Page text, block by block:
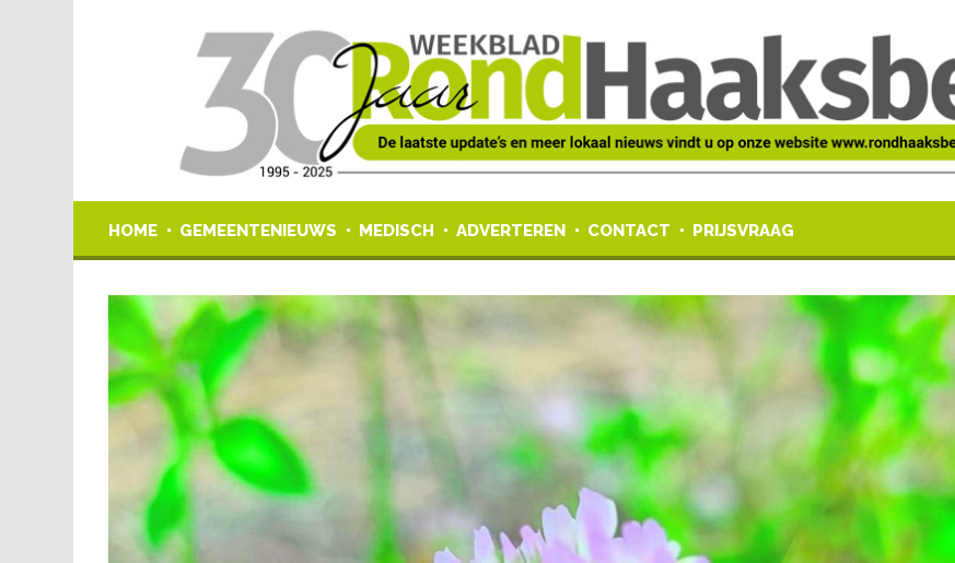
HOME GEMEENTENIEUWS MEDISCH ADVERTEREN CONTACT PRIJSVRAAG